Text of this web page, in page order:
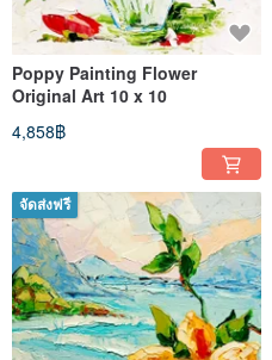
Poppy Painting Flower
Original Art 10 x 10
4,858฿
จัดส่งฟรี